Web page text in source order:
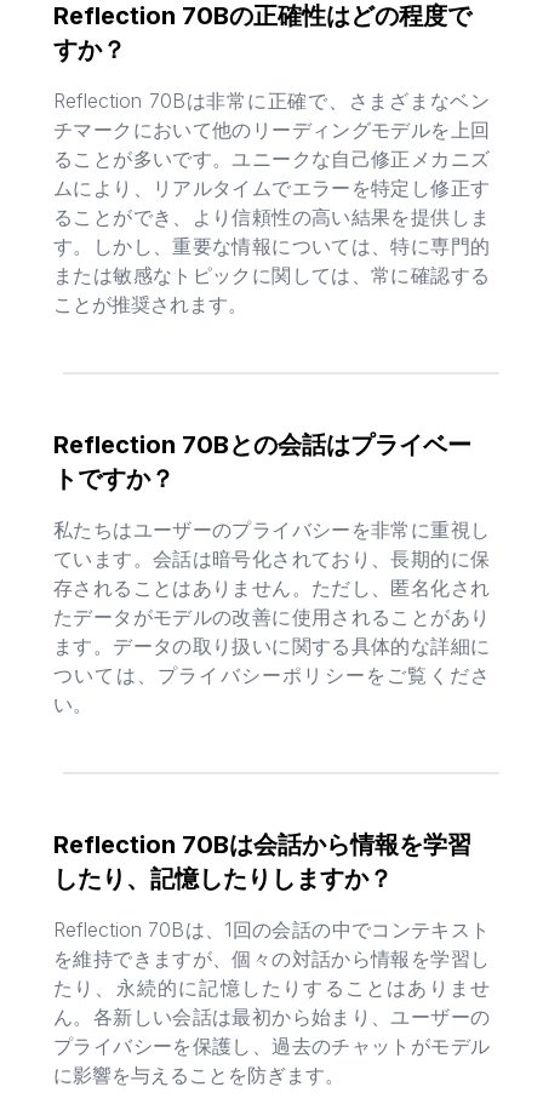
Reflection 70Bの正確性はどの程度で
すか？
Reflection 70Bは非常に正確で、さまざまなベン
チマークにおいて他のリーディングモデルを上回
ることが多いです。ユニークな自己修正メカニズ
ムにより、リアルタイムでエラーを特定し修正す
ることができ、より信頼性の高い結果を提供しま
す。しかし、重要な情報については、特に専門的
または敏感なトピックに関しては、常に確認する
ことが推奨されます。
Reflection 70Bとの会話はプライベー
トですか？
私たちはユーザーのプライバシーを非常に重視し
ています。会話は暗号化されており、長期的に保
存されることはありません。ただし、匿名化され
たデータがモデルの改善に使用されることがあり
ます。データの取り扱いに関する具体的な詳細に
ついては、プライバシーポリシーをご覧くださ
い。
Reflection 70Bは会話から情報を学習
したり、記憶したりしますか？
Reflection 70Bは、1回の会話の中でコンテキスト
を維持できますが、個々の対話から情報を学習し
たり、永続的に記憶したりすることはありませ
ん。各新しい会話は最初から始まり、ユーザーの
プライバシーを保護し、過去のチャットがモデル
に影響を与えることを防ぎます。